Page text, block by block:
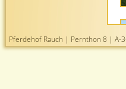
Pferdehof Rauch | Pernthon 8 | A-